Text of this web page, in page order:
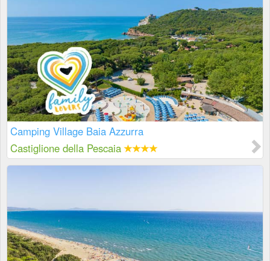
Camping Village Baia Azzurra
Castiglione della Pescaia